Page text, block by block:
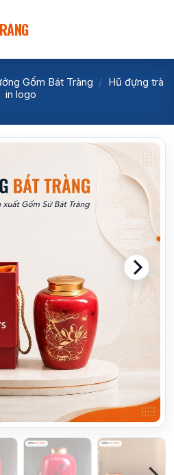
Gốm Bát Tràng / Hũ đựng trà
in logo